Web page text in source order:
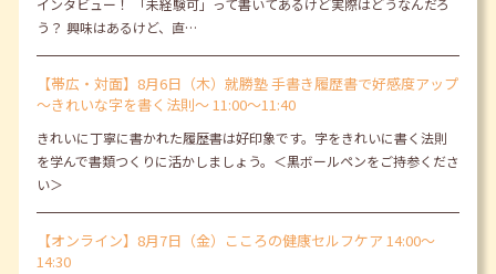
インタビュー！ 「未経験可」って書いてあるけど実際はどうなんだろ
う？ 興味はあるけど、直…
【帯広・対面】8月6日（木）就勝塾 手書き履歴書で好感度アップ
～きれいな字を書く法則～ 11:00～11:40
きれいに丁寧に書かれた履歴書は好印象です。字をきれいに書く法則
を学んで書類つくりに活かしましょう。＜黒ボールペンをご持参くださ
い＞
【オンライン】8月7日（金）こころの健康セルフケア 14:00～
14:30